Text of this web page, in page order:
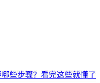
些步骤？看完这些就懂了